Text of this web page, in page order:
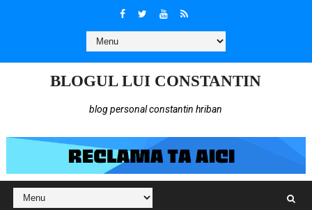
BLOGUL LUI CONSTANTIN
blog personal constantin hriban